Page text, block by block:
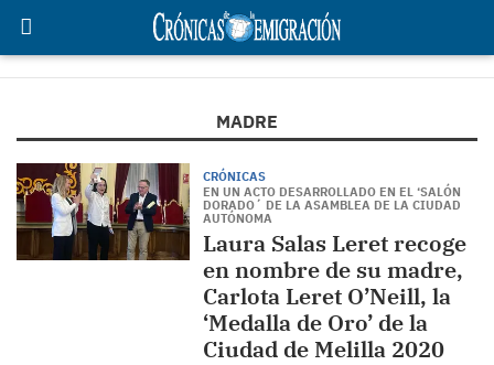
MADRE
CRÓNICAS
EN UN ACTO DESARROLLADO EN EL ‘SALÓN
DORADO´ DE LA ASAMBLEA DE LA CIUDAD
AUTÓNOMA
Laura Salas Leret recoge
en nombre de su madre,
Carlota Leret O’Neill, la
‘Medalla de Oro’ de la
Ciudad de Melilla 2020